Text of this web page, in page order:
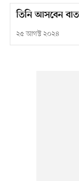
তিনি আসবেন
২৫ আগস্ট ২০২৪